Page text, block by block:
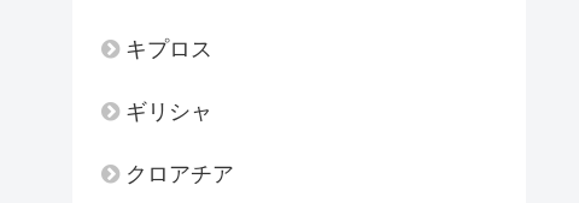
キプロス
ギリシャ
クロアチア